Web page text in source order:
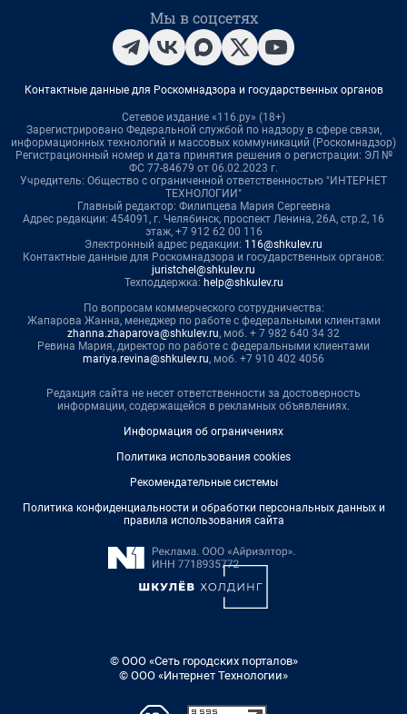
Мы в соцсетях
Контактные данные для Роскомнадзора и государственных органов
Сетевое издание «116.ру» (18+)
Зарегистрировано Федеральной службой по надзору в сфере связи,
информационных технологий и массовых коммуникаций (Роскомнадзор)
Регистрационный номер и дата принятия решения о регистрации: ЭЛ №
ФС 77-84679 от 06.02.2023 г.
Учредитель: Общество с ограниченной ответственностью "ИНТЕРНЕТ
ТЕХНОЛОГИИ"
Главный редактор: Филипцева Мария Сергеевна
Адрес редакции: 454091, г. Челябинск, проспект Ленина, 26А, стр.2, 16
этаж, +7 912 62 00 116
Электронный адрес редакции: 116@shkulev.ru
Контактные данные для Роскомнадзора и государственных органов:
juristchel@shkulev.ru
Техподдержка: help@shkulev.ru
По вопросам коммерческого сотрудничества:
Жапарова Жанна, менеджер по работе с федеральными клиентами
zhanna.zhaparova@shkulev.ru, моб. + 7 982 640 34 32
Ревина Мария, директор по работе с федеральными клиентами
mariya.revina@shkulev.ru, моб. +7 910 402 4056
Редакция сайта не несет ответственности за достоверность
информации, содержащейся в рекламных объявлениях.
Информация об ограничениях
Политика использования cookies
Рекомендательные системы
Политика конфиденциальности и обработки персональных данных и
правила использования сайта
© ООО «Сеть городских порталов»
© ООО «Интернет Технологии»